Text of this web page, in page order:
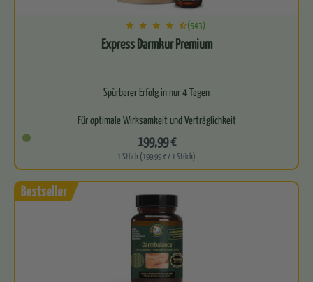
(543)
Express Darmkur Premium
Spürbarer Erfolg in nur 4 Tagen
Für optimale Wirksamkeit und Verträglichkeit
Bioverfügbarkeit für eine effektive Wirkung
199,99 €
1 Stück (199,99 € / 1 Stück)